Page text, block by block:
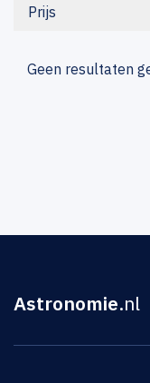
Prijs
Geen resultaten
Astronomie.nl